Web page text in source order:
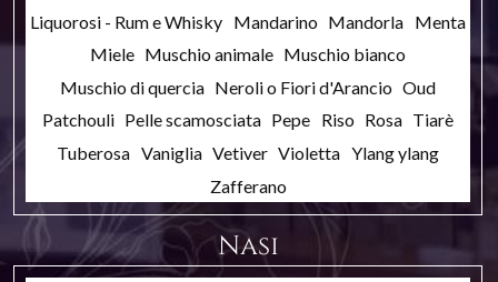
Liquorosi - Rum e Whisky Mandarino Mandorla Menta
Miele Muschio animale Muschio bianco
Muschio di quercia Neroli o Fiori d'Arancio Oud
Patchouli Pelle scamosciata Pepe Riso Rosa Tiarè
Tuberosa Vaniglia Vetiver Violetta Ylang ylang
Zafferano
Nasi